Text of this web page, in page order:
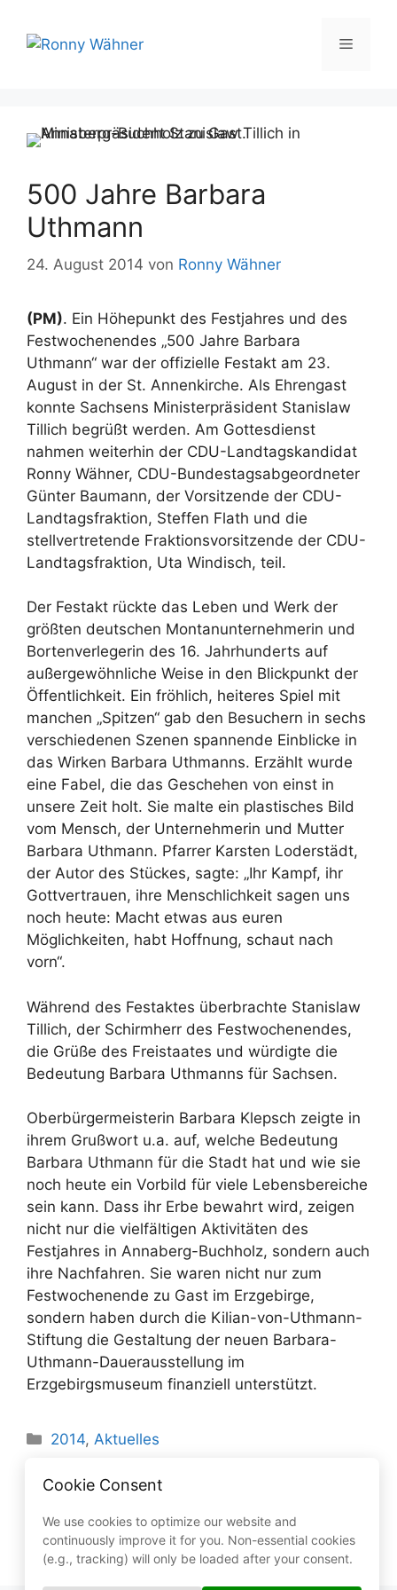
Inhalt
springen
Menü
500 Jahre Barbara
Uthmann
24. August 2014 von Ronny Wähner
(PM). Ein Höhepunkt des Festjahres und des
Festwochenendes „500 Jahre Barbara
Uthmann“ war der offizielle Festakt am 23.
August in der St. Annenkirche. Als Ehrengast
konnte Sachsens Ministerpräsident Stanislaw
Tillich begrüßt werden. Am Gottesdienst
nahmen weiterhin der CDU-Landtagskandidat
Ronny Wähner, CDU-Bundestagsabgeordneter
Günter Baumann, der Vorsitzende der CDU-
Landtagsfraktion, Steffen Flath und die
stellvertretende Fraktionsvorsitzende der CDU-
Landtagsfraktion, Uta Windisch, teil.
Der Festakt rückte das Leben und Werk der
größten deutschen Montanunternehmerin und
Bortenverlegerin des 16. Jahrhunderts auf
außergewöhnliche Weise in den Blickpunkt der
Öffentlichkeit. Ein fröhlich, heiteres Spiel mit
manchen „Spitzen“ gab den Besuchern in sechs
verschiedenen Szenen spannende Einblicke in
das Wirken Barbara Uthmanns. Erzählt wurde
eine Fabel, die das Geschehen von einst in
unsere Zeit holt. Sie malte ein plastisches Bild
vom Mensch, der Unternehmerin und Mutter
Barbara Uthmann. Pfarrer Karsten Loderstädt,
der Autor des Stückes, sagte: „Ihr Kampf, ihr
Gottvertrauen, ihre Menschlichkeit sagen uns
noch heute: Macht etwas aus euren
Möglichkeiten, habt Hoffnung, schaut nach
vorn“.
Während des Festaktes überbrachte Stanislaw
Tillich, der Schirmherr des Festwochenendes,
die Grüße des Freistaates und würdigte die
Bedeutung Barbara Uthmanns für Sachsen.
Oberbürgermeisterin Barbara Klepsch zeigte in
ihrem Grußwort u.a. auf, welche Bedeutung
Barbara Uthmann für die Stadt hat und wie sie
noch heute ein Vorbild für viele Lebensbereiche
sein kann. Dass ihr Erbe bewahrt wird, zeigen
nicht nur die vielfältigen Aktivitäten des
Festjahres in Annaberg-Buchholz, sondern auch
ihre Nachfahren. Sie waren nicht nur zum
Festwochenende zu Gast im Erzgebirge,
sondern haben durch die Kilian-von-Uthmann-
Stiftung die Gestaltung der neuen Barbara-
Uthmann-Dauerausstellung im
Erzgebirgsmuseum finanziell unterstützt.
Kategorien
2014,Aktuelles
bei MENNEKES in Neudorf
Stanislaw Tillich und Ronny Wähner
besuchen Zuckertütenfabrik
Cookie Consent
We use cookies to optimize our website and
continuously improve it for you. Non-essential cookies
(e.g., tracking) will only be loaded after your consent.